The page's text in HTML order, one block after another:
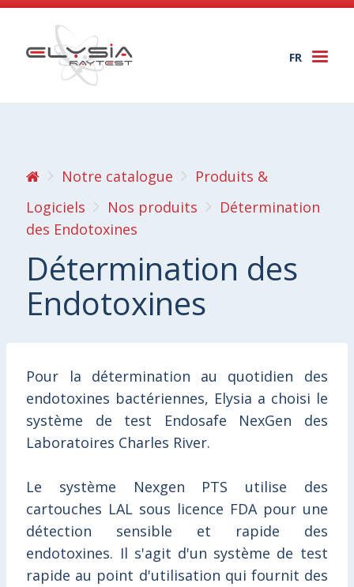
FR
Notre catalogue
Produits &
Logiciels
Nos produits
Détermination
des Endotoxines
Détermination des
Endotoxines
Pour la détermination au quotidien des
endotoxines bactériennes, Elysia a choisi le
système de test Endosafe NexGen des
Laboratoires Charles River.
Le système Nexgen PTS utilise des
cartouches LAL sous licence FDA pour une
détection sensible et rapide des
endotoxines. Il s'agit d'un système de test
rapide au point d'utilisation qui fournit des